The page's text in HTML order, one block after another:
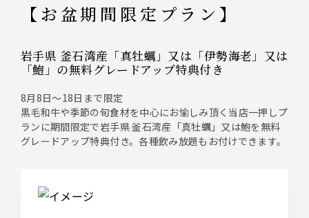
【お盆期間限定プラン】
岩手県 釜石湾産「真牡蠣」又は「伊勢海老」又は
「鮑」の無料グレードアップ特典付き
8月8日～18日まで限定
黒毛和牛や季節の旬食材を中心にお愉しみ頂く当店一押しプ
ランに期間限定で岩手県 釜石湾産「真牡蠣」又は鮑を無料
グレードアップ特典付き。各種飲み放題もお付けできます。